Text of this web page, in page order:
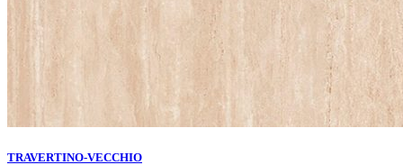
TRAVERTINO-VECCHIO